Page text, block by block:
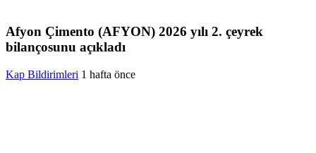
Afyon Çimento (AFYON) 2026 yılı 2. çeyrek
bilançosunu açıkladı
Kap Bildirimleri 1 hafta önce